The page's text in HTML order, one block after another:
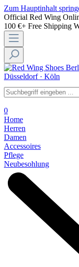
Zum Hauptinhalt
Official Red Wing
100 €+ Free Shipping
Düsseldorf · Köln
0
Home
Herren
Damen
Accessoires
Pflege
Neubesohlung